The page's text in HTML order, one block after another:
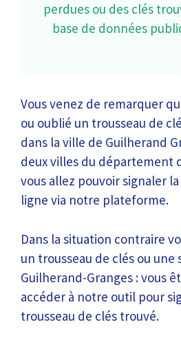
perdues ou des clés
base de données
Vous venez de remarquer
ou oublié un trousseau de
dans la ville de Guilherand
deux villes du département
vous allez pouvoir signaler
ligne via notre plateforme.
Dans la situation contraire
un trousseau de clés ou une
Guilherand-Granges : vous
accéder à notre outil pour
trousseau de clés trouvé.